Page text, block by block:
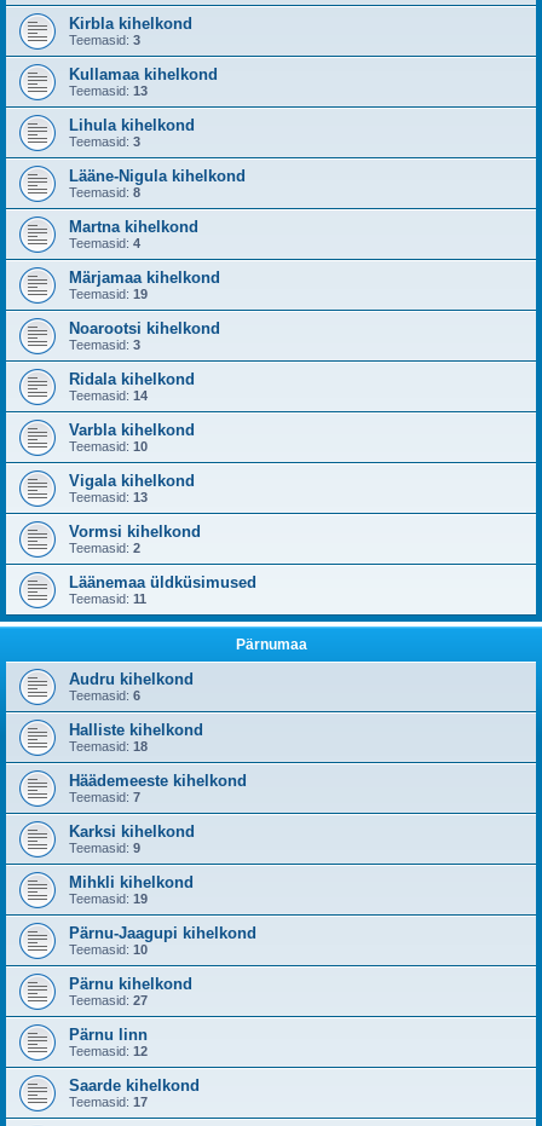
Kirbla kihelkond
Teemasid: 3
Kullamaa kihelkond
Teemasid: 13
Lihula kihelkond
Teemasid: 3
Lääne-Nigula kihelkond
Teemasid: 8
Martna kihelkond
Teemasid: 4
Märjamaa kihelkond
Teemasid: 19
Noarootsi kihelkond
Teemasid: 3
Ridala kihelkond
Teemasid: 14
Varbla kihelkond
Teemasid: 10
Vigala kihelkond
Teemasid: 13
Vormsi kihelkond
Teemasid: 2
Läänemaa üldküsimused
Teemasid: 11
Pärnumaa
Audru kihelkond
Teemasid: 6
Halliste kihelkond
Teemasid: 18
Häädemeeste kihelkond
Teemasid: 7
Karksi kihelkond
Teemasid: 9
Mihkli kihelkond
Teemasid: 19
Pärnu-Jaagupi kihelkond
Teemasid: 10
Pärnu kihelkond
Teemasid: 27
Pärnu linn
Teemasid: 12
Saarde kihelkond
Teemasid: 17